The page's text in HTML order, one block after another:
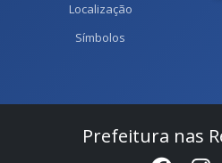
Localização
Símbolos
Prefeitura nas